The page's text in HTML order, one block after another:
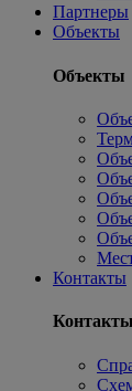
Партнеры
Объекты
Объекты
Контакты
Контакты